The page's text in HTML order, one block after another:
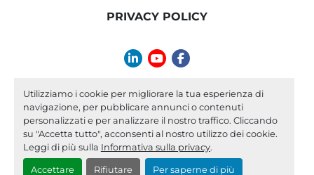
Utilizziamo i cookie per migliorare la tua esperienza di
navigazione, per pubblicare annunci o contenuti
personalizzati e per analizzare il nostro traffico. Cliccando
su "Accetta tutto", acconsenti al nostro utilizzo dei cookie.
Leggi di più sulla Informativa sulla privacy.
Accettare Rifiutare Per saperne di più
PRIVACY POLICY
linkedinyoutubefacebook
info@01machinery.com
Machinio Systemsito web diMachinio
Personalizza le preferenze sui Cookies